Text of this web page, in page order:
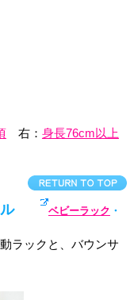
右： 身長76cm以上
ル ベビーラック ・
ラックと、バウンサ